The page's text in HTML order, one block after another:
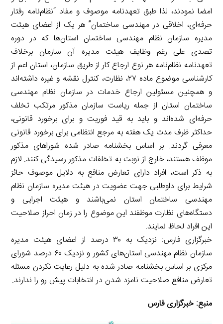
امضا نمودند، لذا طبق تعهدنامه موصوف و مفاد “نظام‌نامه رفتار
حرفه‌ای، اخلاقی در مهندسی ساختمان” هر یک از اعضای هیئت
مدیره سازمان نظام مهندسی ساختمان استان‌ها که در دوره
تصدی علی رغم وظایف هیئت مدیره آن سازمان برخلاف
تعهدنامه نظام‌نامه هر نوع ارجاع کار از طریق سازمان، استان اعم از
کارشناسی موضوع ماده ۲۷، نظارت، کنترل نقشه و غیره داشته‌اند
و همچنین مسئولین ارجاع خدمات در سازمان نظام مهندسی
ساختمان استان از جمله ریاست سازمان مذکور مرتکب تخلف
حرفه‌ای شده‌اند و باید به قید فوریت و برای برخورد قانونی،
حداکثر ظرف مدت یک هفته به مرجع انتظامی برای برخورد قانونی
معرفی گردند. بر اساس بخشنامه صادر شده شوراهای مذکور
موظف هستند، خارج از نوبت به تخلفات مذکور رسیدگی کنند. لازم
به ذکر است، افراد دارای تعارض منافع به دلایل موصوف حائز
شرایط برای داوطلبی جهت عضویت در هیئت مدیره سازمان نظام
مهندسی ساختمان استان نمی‌باشند و هیئت اجرایی و
دستگاه‌های نظارت موظفند این موضوع را در زمان احراز صلاحیت
این افراد لحاظ نمایند.
خبرگزاری فارس: نزدیک به ۳۰ درصد از اعضای هیئت مدیره
سازمان نظام مهندسی استان‌های کشور و نزدیک ۶۰ درصد شورای
مرکزی بر اساس بخشنامه صادر شده به دلیل رعایت نکردن مسئله
تعارض منافع صلاحیت نامزد شدن در انتخابات پیش رو را ندارند.
منبع:خبرگزاری فارس